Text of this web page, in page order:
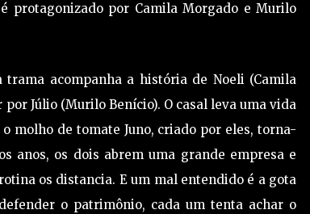
protagonizado por Camila Morgado e Murilo
trama acompanha a história de Noeli (Camila
Júlio (Murilo Benício). O casal leva uma vida
molho de tomate Juno, criado por eles, torna-
anos, os dois abrem uma grande empresa e
os distancia. E um mal entendido é a gota
o patrimônio, cada um tenta achar o